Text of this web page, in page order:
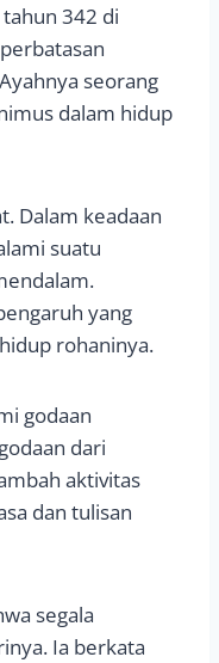
342 di
seorang
dalam hidup
Dalam keadaan
suatu
yang
rohaninya.
godaan
dari
aktivitas
dan tulisan
segala
Ia berkata